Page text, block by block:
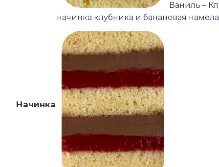
Начинка
Ваниль –
начинка клубника и банановая